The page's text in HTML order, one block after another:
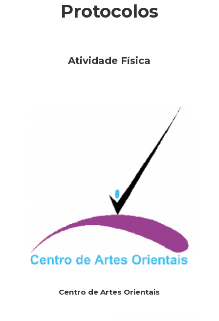
Protocolos
Atividade Física
Centro de Artes Orientais